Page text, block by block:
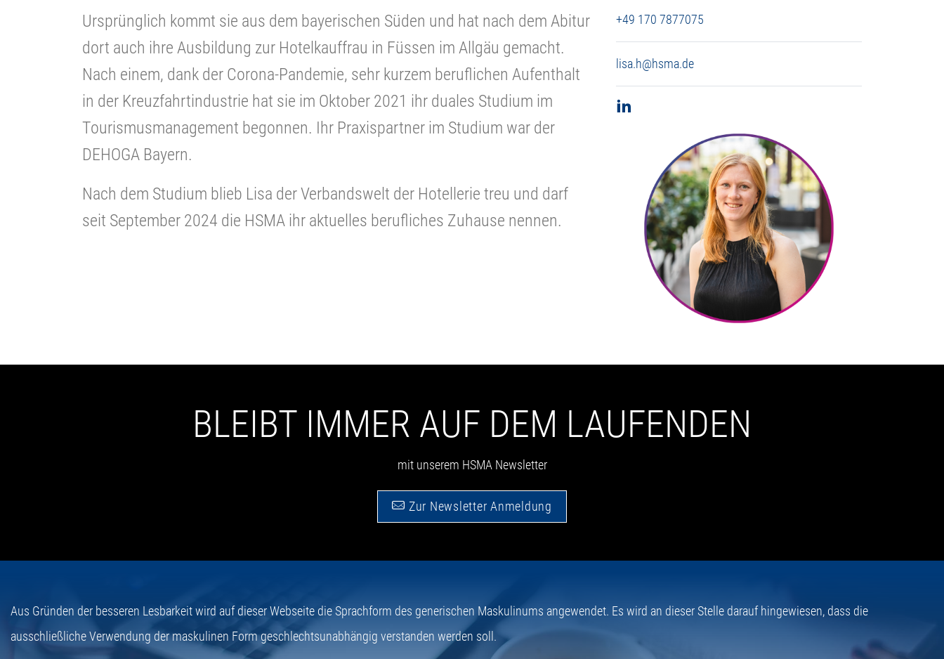
Ursprünglich kommt sie aus dem bayerischen Süden und hat nach dem Abitur
dort auch ihre Ausbildung zur Hotelkauffrau in Füssen im Allgäu gemacht.
Nach einem, dank der Corona-Pandemie, sehr kurzem beruflichen Aufenthalt
in der Kreuzfahrtindustrie hat sie im Oktober 2021 ihr duales Studium im
Tourismusmanagement begonnen. Ihr Praxispartner im Studium war der
DEHOGA Bayern.
Nach dem Studium blieb Lisa der Verbandswelt der Hotellerie treu und darf
seit September 2024 die HSMA ihr aktuelles berufliches Zuhause nennen.
+49 170 7877075
lisa.h@hsma.de
BLEIBT IMMER AUF DEM LAUFENDEN
mit unserem HSMA Newsletter
Zur Newsletter Anmeldung
Aus Gründen der besseren Lesbarkeit wird auf dieser Webseite die Sprachform des generischen Maskulinums angewendet. Es wird an dieser Stelle darauf hingewiesen, dass die
ausschließliche Verwendung der maskulinen Form geschlechtsunabhängig verstanden werden soll.